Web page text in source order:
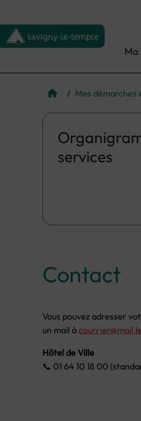
Retour à
Ma
Page d'accueil du site
/ Mes démarches
services
Contact
Vous pouvez adresser
un mail à
Hôtel de Ville
📞 01 64 10 18 00